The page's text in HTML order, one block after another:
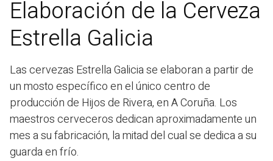
Elaboración de la Cerveza
Estrella Galicia
Las cervezas Estrella Galicia se elaboran a partir de
un mosto específico en el único centro de
producción de Hijos de Rivera, en A Coruña. Los
maestros cerveceros dedican aproximadamente un
mes a su fabricación, la mitad del cual se dedica a su
guarda en frío.